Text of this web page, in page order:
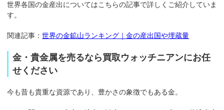
世界各国の金産出についてはこちらの記事で詳しくご紹介していま
す。
関連記事： 世界の金鉱山ランキング｜金の産出国や埋蔵量
金・貴金属を売るなら買取ウォッチニアンにお任
せください
今も昔も貴重な資源であり、豊かさの象徴でもある金。